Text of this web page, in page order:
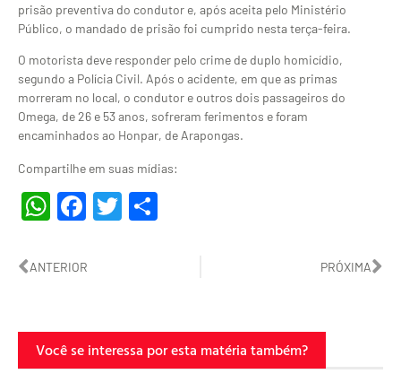
prisão preventiva do condutor e, após aceita pelo Ministério
Público, o mandado de prisão foi cumprido nesta terça-feira.
O motorista deve responder pelo crime de duplo homicídio,
segundo a Polícia Civil. Após o acidente, em que as primas
morreram no local, o condutor e outros dois passageiros do
Omega, de 26 e 53 anos, sofreram ferimentos e foram
encaminhados ao Honpar, de Arapongas.
Compartilhe em suas mídias:
WhatsApp
Facebook
Twitter
ANTERIOR PRÓXIMA
Você se interessa por esta matéria também?